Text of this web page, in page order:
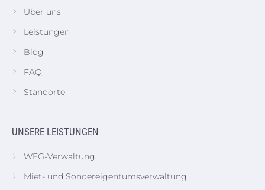
Über uns
Leistungen
Blog
FAQ
Standorte
UNSERE LEISTUNGEN
WEG-Verwaltung
Miet- und Sondereigentumsverwaltung